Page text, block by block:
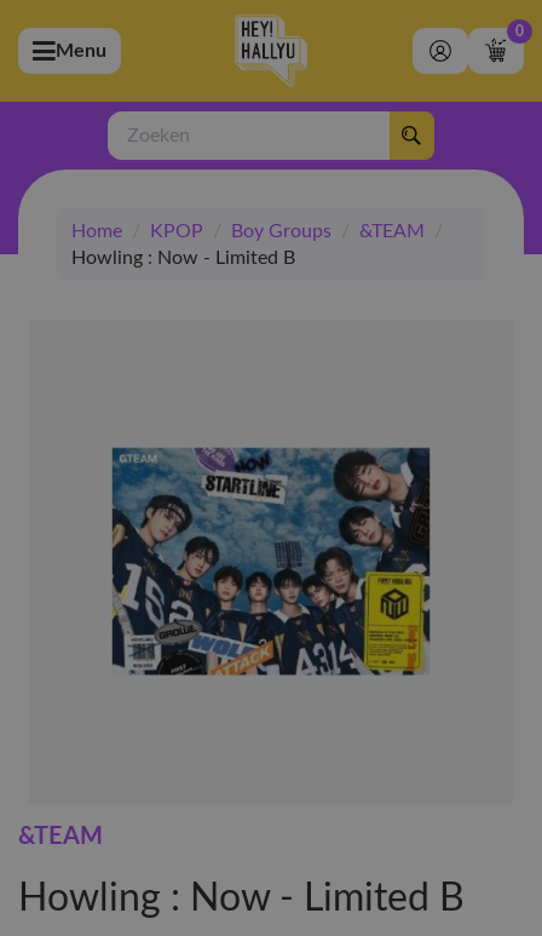
(Artiesten)
(Merchandise)
(Exclusive)
(Winkel)
Menu
0
Zoeken
Home / KPOP / Boy Groups / &TEAM
/
Howling : Now - Limited B
&TEAM
Howling : Now - Limited B